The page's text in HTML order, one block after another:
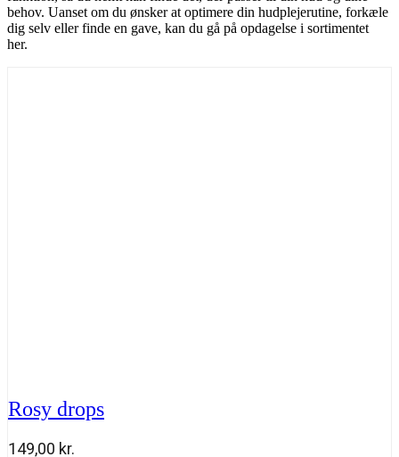
behov. Uanset om du ønsker at optimere din hudplejerutine, forkæle
dig selv eller finde en gave, kan du gå på opdagelse i sortimentet
her.
Rosy drops
149,00 kr.